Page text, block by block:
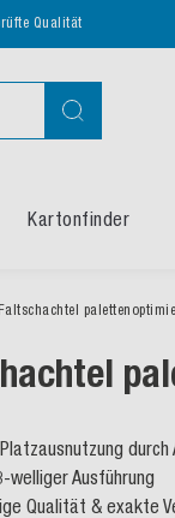
Qualität
Suche
Kartonfinder
Faltschachtel
welliger Ausführung
Qualität & exakte